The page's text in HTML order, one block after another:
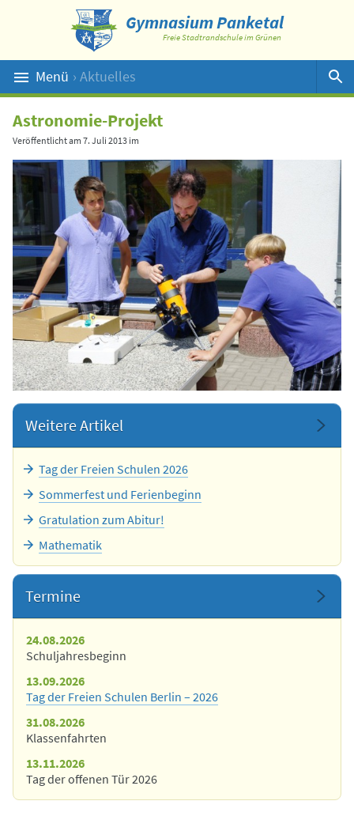
Gymnasium Panketal
Freie Stadtrandschule im Grünen
Menü › Aktuelles
Suche
Astronomie-Projekt
Veröffentlicht am 7. Juli 2013 im
Weitere Artikel
Tag der Freien Schulen 2026
Sommerfest und Ferienbeginn
Gratulation zum Abitur!
Mathematik
Termine
24.08.2026
Schuljahresbeginn
13.09.2026
Tag der Freien Schulen Berlin – 2026
31.08.2026
Klassenfahrten
13.11.2026
Tag der offenen Tür 2026